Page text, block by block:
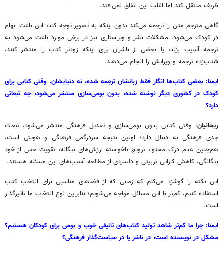
ظریف منتقل کند اما اغلب این اتفاق نمی‌افتد.
گاهی مترجم متن را ترجمه می‌کند بدون اینکه به تصویر توجه کند، این باعث ابهام
در کودک می‌شود. مشکلات نشر و ویراستاری نیز در برخی موارد باعث می‌شود به
ترجمه آسیب بزند، یا بعضی از ناشران برای اینکه زودتر کتاب را منتشر کنند،
شتاب‌زده ترجمه و ویرایش را انجام می‌دهند.
ایمنا: بعضی کتاب‌ها انگار فقط زبانشان ترجمه شده، نه دنیایشان. وقتی کتابی برای
کودک در کشوری دیگر نوشته شده، بدون بومی‌سازی منتشر می‌شود، چه تبعاتی
دارد؟
ریحانیان: وقتی کتابی بدون بومی‌سازی و تعدیل فرهنگی منتشر می‌شود، تبعات
جدی فرهنگی به دنبال دارد؛ اولین نتیجه سردرگمی فرهنگی و هویتی است،
هم‌چنین عدم درک محتوا، ترویج ناخواسته ارزش‌های بیگانه، تقویت حس از خود
بیگانگی، کاهش کارایی تربیتی و دلسردی از مطالعه آسیب‌های این مسئله هستند.
این نکته را گوشزد می‌کنم که زمانی که از فضاهای مناسبی برای انتخاب کتاب
استفاده کنیم، کم‌تر با این مسائل مواجه می‌شویم؛ بنابراین نوع انتخاب ما تأثیرگذار
است.
ایمنا: چرا ما کم‌تر شاهد تولید کتاب‌های تألیفی خوب و بومی برای کودکان هستیم؟
مشکل در نویسنده است، در ناشر یا در سیاست‌گذار فرهنگی؟